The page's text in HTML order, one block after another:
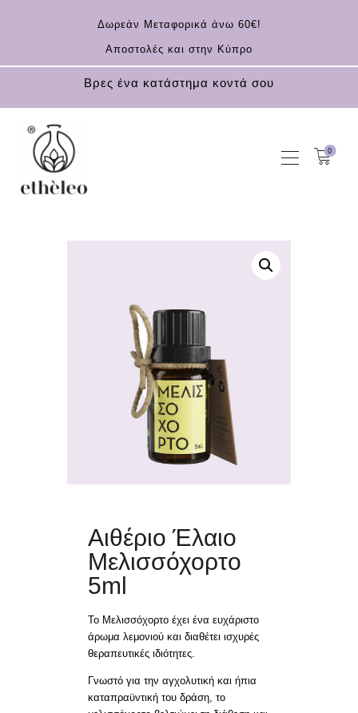
Δωρεάν Μεταφορικά άνω 60€!
Αποστολές και στην Κύπρο
Βρες ένα κατάστημα κοντά σου
0
ΑΡΧΙΚΗ
ΑΝΤΗΛΙΑΚΆ
ΑΙΘΕΡΙΑ ΕΛΑΙΑ
ΕΠΙΚΟΙΝΩΝΙΑ
Αιθέριο Έλαιο
Μελισσόχορτο
5ml
Το Μελισσόχορτο έχει ένα ευχάριστο
άρωμα λεμονιού και διαθέτει ισχυρές
θεραπευτικές ιδιότητες.
Γνωστό για την αγχολυτική και ήπια
καταπραϋντική του δράση, το